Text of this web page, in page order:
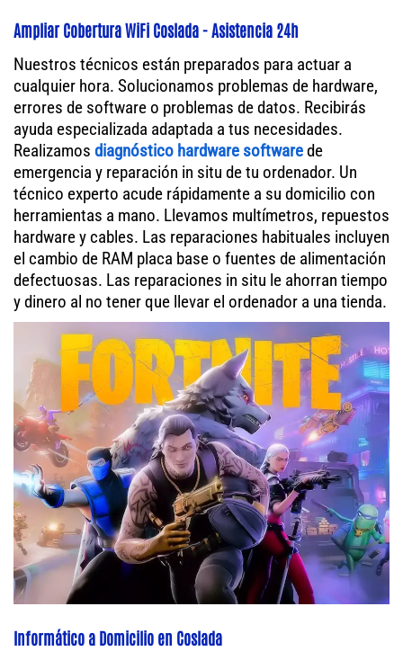
Ampliar Cobertura WiFi Coslada - Asistencia 24h
Nuestros técnicos están preparados para actuar a
cualquier hora. Solucionamos problemas de hardware,
errores de software o problemas de datos. Recibirás
ayuda especializada adaptada a tus necesidades.
Realizamos diagnóstico hardware softwarede
emergencia y reparación in situ de tu ordenador. Un
técnico experto acude rápidamente a su domicilio con
herramientas a mano. Llevamos multímetros, repuestos
hardware y cables. Las reparaciones habituales incluyen
el cambio de RAM placa base o fuentes de alimentación
defectuosas. Las reparaciones in situ le ahorran tiempo
y dinero al no tener que llevar el ordenador a una tienda.
Informático a Domicilio en Coslada